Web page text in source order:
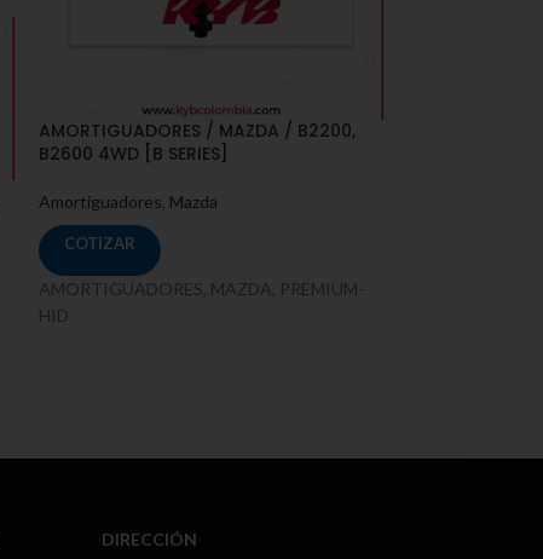
AMORTIGUADORES / MAZDA / B2200,
B2600 4WD [B SERIES]
Amortiguadores, Mazda
COTIZAR
AMORTIGUADORES, MAZDA, PREMIUM-
HID
DIRECCIÓN